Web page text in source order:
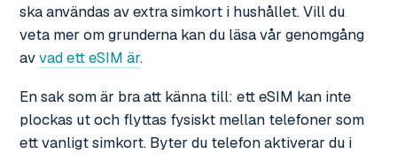
ska användas av extra simkort i hushållet. Vill du
veta mer om grunderna kan du läsa vår genomgång
avvad ett eSIM är.
En sak som är bra att känna till: ett eSIM kan inte
plockas ut och flyttas fysiskt mellan telefoner som
ett vanligt simkort. Byter du telefon aktiverar du i